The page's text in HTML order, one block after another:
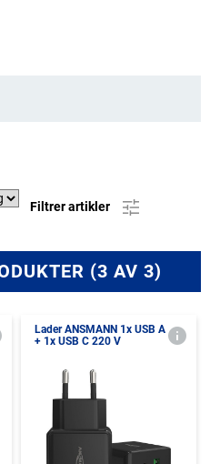
Filtrer artikler
(3 AV 3)
Lader ANSMANN 1x USB A
+ 1x USB C 220 V